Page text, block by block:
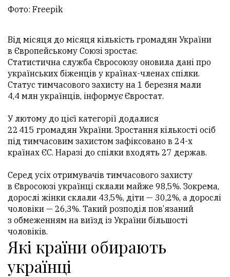
Фото: Freepik
Від місяця до місяця кількість громадян України
в Європейському Союзі зростає.
Статистична служба Євросоюзу оновила дані про
українських біженців у країнах-членах спілки.
Статус тимчасового захисту на 1 березня мали
4,4 млн українців, інформує Євростат.
У лютому до цієї категорії додалися
22 415 громадян України. Зростання кількості осіб
під тимчасовим захистом зафіксовано в 24-х
країнах ЄС. Наразі до спілки входять 27 держав.
Серед усіх отримувачів тимчасового захисту
в Євросоюзі українці склали майже 98,5%. Зокрема,
дорослі жінки склали 43,5%, діти — 30,2%, а дорослі
чоловіки — 26,3%. Такий розподіл пов’язаний
з обмеженням на виїзд із України більшості
чоловіків.
Які країни обирають
українці